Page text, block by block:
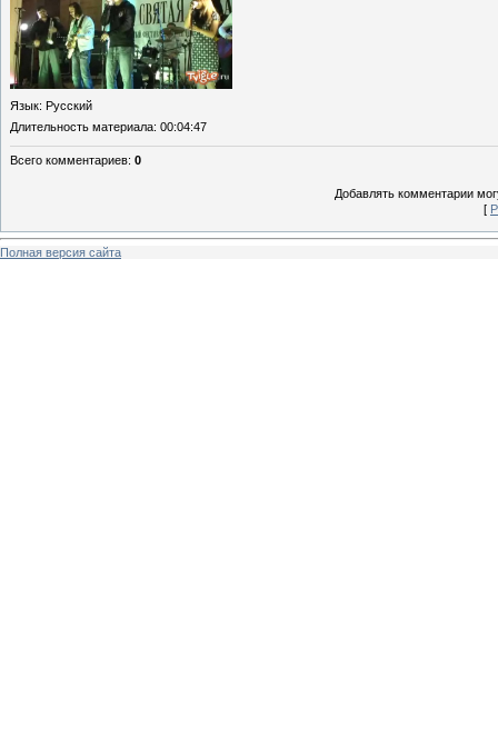
Язык: Русский
Длительность материала: 00:04:47
Всего комментариев: 0
Добавлять комментарии
[
Полная версия сайта